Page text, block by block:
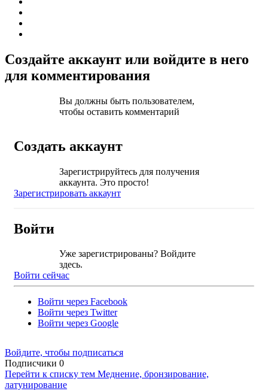
Создайте аккаунт или войдите в него
для комментирования
Вы должны быть пользователем,
чтобы оставить комментарий
Создать аккаунт
Зарегистрируйтесь для получения
аккаунта. Это просто!
Зарегистрировать аккаунт
Войти
Уже зарегистрированы? Войдите
здесь.
Войти сейчас
Войти через Facebook
Войти через Twitter
Войти через Google
Войдите, чтобы подписаться
Подписчики 0
Перейти к списку тем Меднение, бронзирование,
латунирование